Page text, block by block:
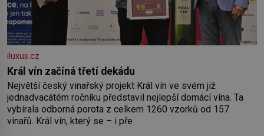
iluxus.cz
Král vín začíná třetí dekádu
Největší český vinařský projekt Král vín ve svém již
jednadvacátém ročníku představil nejlepší domácí vína. Ta
vybírala odborná porota z celkem 1260 vzorků od 157
vinařů. Král vín, který se – i pře